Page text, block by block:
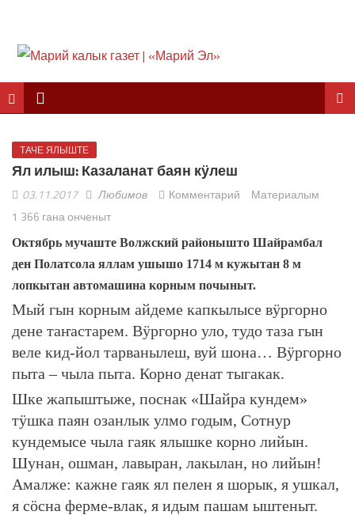
ТАЧЕ ЯЛЫШТЕ
Ял илыш: Казаланат баян кӱлеш
03.11.2017 Любимов Комментарий
Материалым
1 366 гана онченыт
Октябрь мучаште Волжский районышто Шайрамбал
ден Полатсола яллам ушышо 1714 м кужытан 8 м
лопкытан автомашина корным почыныт.
Мый гын корным айдеме капкылысе вӱргорно
дене таҥастарем. Вӱргорно уло, тудо таза гын
веле кид-йол тарванылеш, вуй шона… Вӱргорно
пыта – чыла пыта. Корно денат тыгакак.
Шке жапыштыже, поснак «Шайра кундем»
тӱшка паян озанлык улмо годым, Сотнур
кундемысе чыла гаяк ялышке корно лийын.
Шунан, ошман, лавыран, лакылан, но лийын!
Амалже: кажне гаяк ял пелен я шорык, я ушкал,
я сӧсна ферме-влак, я идым пашам ыштеныт.